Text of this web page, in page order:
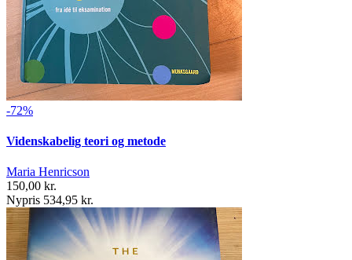
-72%
Videnskabelig teori og metode
Maria Henricson
150,00 kr.
Nypris 534,95 kr.